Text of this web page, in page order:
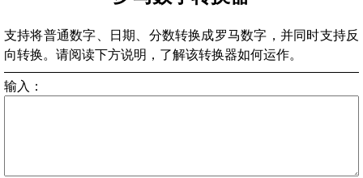
Convertisseur de chiffres romains (Français)
Convertitore di numeri romani (Italiano)
Romeinse cijfer­converter (Nederlands)
Kalkulator liczb rzymskich (Polski)
Конвертер римских цифр (Русский)
支持将普通数字、日期、分数转换成罗马数字，并同时支持反
向转换。请阅读下方说明，了解该转换器如何运作。
输入：